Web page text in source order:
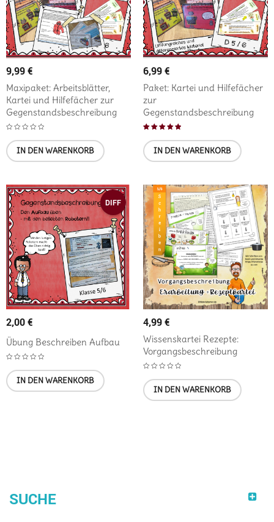
SUCHE
9,99€
Maxipaket: Arbeitsblätter,
Kartei und Hilfefächer zur
Gegenstandsbeschreibung
IN DEN WARENKORB
6,99€
Paket: Kartei und Hilfefächer
zur
Gegenstandsbeschreibung
5.00 von 5
IN DEN WARENKORB
DIFF
2,00€
Übung Beschreiben Aufbau
IN DEN WARENKORB
4,99€
Wissenskartei Rezepte:
Vorgangsbeschreibung
IN DEN WARENKORB